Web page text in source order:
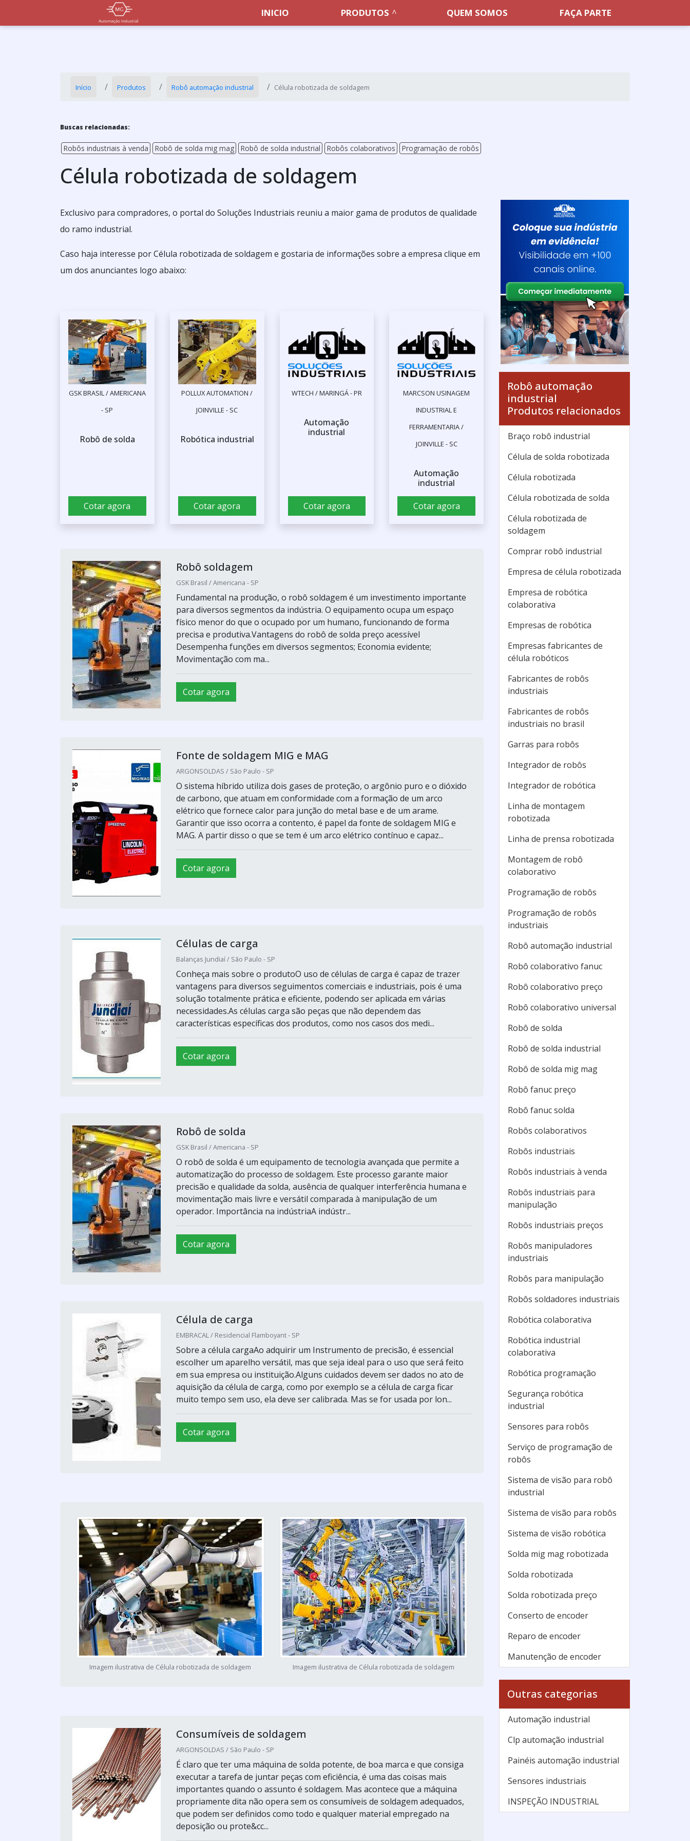
INICIO PRODUTOS QUEM SOMOS FAÇA PARTE
Início Produtos Robô automação industrial Célula robotizada de soldagem
Buscas relacionadas:
Robôs industriais à venda Robô de solda mig mag Robô de solda industrial Robôs colaborativos Programação de robôs
Célula robotizada de soldagem
Exclusivo para compradores, o portal do Soluções Industriais reuniu a maior gama de produtos de qualidade
do ramo industrial.
Caso haja interesse por Célula robotizada de soldagem e gostaria de informações sobre a empresa clique em
um dos anunciantes logo abaixo:
GSK BRASIL / AMERICANA
- SP
Robô de solda
Cotar agora
POLLUX AUTOMATION /
JOINVILLE - SC
Robótica industrial
Cotar agora
WTECH / MARINGÁ - PR
Automação
industrial
Cotar agora
MARCSON USINAGEM
INDUSTRIAL E
FERRAMENTARIA /
JOINVILLE - SC
Automação
industrial
Cotar agora
Robô soldagem
GSK Brasil / Americana - SP
Fundamental na produção, o robô soldagem é um investimento importante
para diversos segmentos da indústria. O equipamento ocupa um espaço
físico menor do que o ocupado por um humano, funcionando de forma
precisa e produtiva.Vantagens do robô de solda preço acessível
Desempenha funções em diversos segmentos; Economia evidente;
Movimentação com ma...
Cotar agora
Fonte de soldagem MIG e MAG
ARGONSOLDAS / São Paulo - SP
O sistema híbrido utiliza dois gases de proteção, o argônio puro e o dióxido
de carbono, que atuam em conformidade com a formação de um arco
elétrico que fornece calor para junção do metal base e de um arame.
Garantir que isso ocorra a contento, é papel da fonte de soldagem MIG e
MAG. A partir disso o que se tem é um arco elétrico contínuo e capaz...
Cotar agora
Células de carga
Balanças Jundiaí / São Paulo - SP
Conheça mais sobre o produtoO uso de células de carga é capaz de trazer
vantagens para diversos seguimentos comerciais e industriais, pois é uma
solução totalmente prática e eficiente, podendo ser aplicada em várias
necessidades.As células carga são peças que não dependem das
características específicas dos produtos, como nos casos dos medi...
Cotar agora
Robô de solda
GSK Brasil / Americana - SP
O robô de solda é um equipamento de tecnologia avançada que permite a
automatização do processo de soldagem. Este processo garante maior
precisão e qualidade da solda, ausência de qualquer interferência humana e
movimentação mais livre e versátil comparada à manipulação de um
operador. Importância na indústriaA indústr...
Cotar agora
Célula de carga
EMBRACAL / Residencial Flamboyant - SP
Sobre a célula cargaAo adquirir um Instrumento de precisão, é essencial
escolher um aparelho versátil, mas que seja ideal para o uso que será feito
em sua empresa ou instituição.Alguns cuidados devem ser dados no ato de
aquisição da célula de carga, como por exemplo se a célula de carga ficar
muito tempo sem uso, ela deve ser calibrada. Mas se for usada por lon...
Cotar agora
Imagem ilustrativa de Célula robotizada de soldagem Imagem ilustrativa de Célula robotizada de soldagem
Consumíveis de soldagem
ARGONSOLDAS / São Paulo - SP
É claro que ter uma máquina de solda potente, de boa marca e que consiga
executar a tarefa de juntar peças com eficiência, é uma das coisas mais
importantes quando o assunto é soldagem. Mas acontece que a máquina
propriamente dita não opera sem os consumíveis de soldagem adequados,
que podem ser definidos como todo e qualquer material empregado na
deposição ou prote&cc...
Robô automação
industrial
Produtos relacionados
Braço robô industrial
Célula de solda robotizada
Célula robotizada
Célula robotizada de solda
Célula robotizada de
soldagem
Comprar robô industrial
Empresa de célula robotizada
Empresa de robótica
colaborativa
Empresas de robótica
Empresas fabricantes de
célula robóticos
Fabricantes de robôs
industriais
Fabricantes de robôs
industriais no brasil
Garras para robôs
Integrador de robôs
Integrador de robótica
Linha de montagem
robotizada
Linha de prensa robotizada
Montagem de robô
colaborativo
Programação de robôs
Programação de robôs
industriais
Robô automação industrial
Robô colaborativo fanuc
Robô colaborativo preço
Robô colaborativo universal
Robô de solda
Robô de solda industrial
Robô de solda mig mag
Robô fanuc preço
Robô fanuc solda
Robôs colaborativos
Robôs industriais
Robôs industriais à venda
Robôs industriais para
manipulação
Robôs industriais preços
Robôs manipuladores
industriais
Robôs para manipulação
Robôs soldadores industriais
Robótica colaborativa
Robótica industrial
colaborativa
Robótica programação
Segurança robótica
industrial
Sensores para robôs
Serviço de programação de
robôs
Sistema de visão para robô
industrial
Sistema de visão para robôs
Sistema de visão robótica
Solda mig mag robotizada
Solda robotizada
Solda robotizada preço
Conserto de encoder
Reparo de encoder
Manutenção de encoder
Outras categorias
Automação industrial
Clp automação industrial
Painéis automação industrial
Sensores industriais
INSPEÇÃO INDUSTRIAL